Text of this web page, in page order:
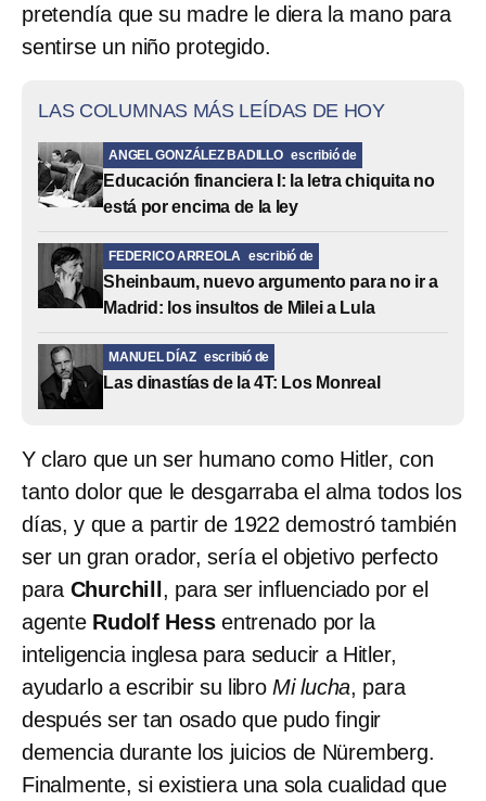
pretendía que su madre le diera la mano para
sentirse un niño protegido.
LAS COLUMNAS MÁS LEÍDAS DE HOY
ANGEL GONZÁLEZ BADILLO escribió de
Educación financiera I: la letra chiquita no
está por encima de la ley
FEDERICO ARREOLA escribió de
Sheinbaum, nuevo argumento para no ir a
Madrid: los insultos de Milei a Lula
MANUEL DÍAZ escribió de
Las dinastías de la 4T: Los Monreal
Y claro que un ser humano como Hitler, con
tanto dolor que le desgarraba el alma todos los
días, y que a partir de 1922 demostró también
ser un gran orador, sería el objetivo perfecto
para Churchill , para ser influenciado por el
agente Rudolf Hessentrenado por la
inteligencia inglesa para seducir a Hitler,
ayudarlo a escribir su libroMi lucha, para
después ser tan osado que pudo fingir
demencia durante los juicios de Nüremberg.
Finalmente, si existiera una sola cualidad que